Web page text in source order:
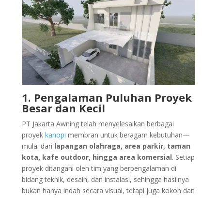
1. Pengalaman Puluhan Proyek
Besar dan Kecil
PT Jakarta Awning telah menyelesaikan berbagai
proyek kanopi membran untuk beragam kebutuhan—
mulai dari lapangan olahraga, area parkir, taman
kota, kafe outdoor, hingga area komersial. Setiap
proyek ditangani oleh tim yang berpengalaman di
bidang teknik, desain, dan instalasi, sehingga hasilnya
bukan hanya indah secara visual, tetapi juga kokoh dan